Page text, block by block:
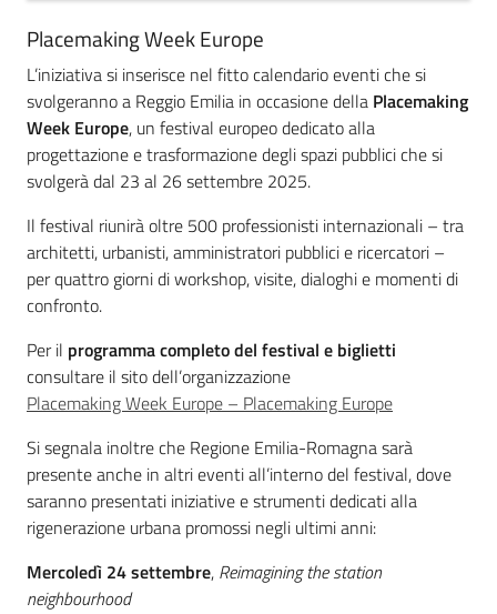
Placemaking Week Europe
L’iniziativa si inserisce nel fitto calendario eventi che si
svolgeranno a Reggio Emilia in occasione della Placemaking
Week Europe, un festival europeo dedicato alla
progettazione e trasformazione degli spazi pubblici che si
svolgerà dal 23 al 26 settembre 2025.
Il festival riunirà oltre 500 professionisti internazionali – tra
architetti, urbanisti, amministratori pubblici e ricercatori –
per quattro giorni di workshop, visite, dialoghi e momenti di
confronto.
Per il programma completo del festival e biglietti
consultare il sito dell’organizzazione
Placemaking Week Europe – Placemaking Europe
Si segnala inoltre che Regione Emilia-Romagna sarà
presente anche in altri eventi all’interno del festival, dove
saranno presentati iniziative e strumenti dedicati alla
rigenerazione urbana promossi negli ultimi anni:
Mercoledì 24 settembre, Reimagining the station
neighbourhood